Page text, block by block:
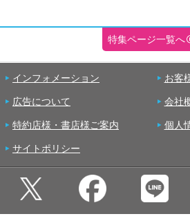
特集ページ一覧へ
インフォメーション お客
広告について 会社
特約店様・書店様ご案内 個人
サイトポリシー